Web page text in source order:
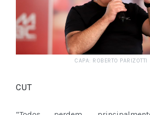
CAPA: ROBERTO PARIZOTTI
CUT